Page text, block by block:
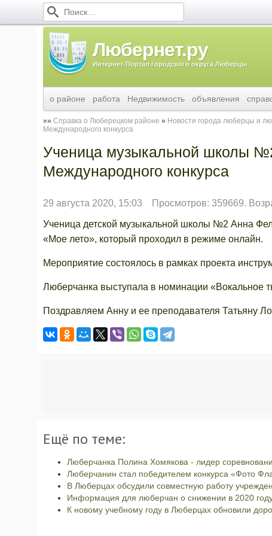
Любернет.ру
Интернет-Портал городского округа Люберцы
о районе работа Недвижимость объявления
Справка о Люберецком районе Новости города люберцы и
Международного конкурса
Ученица музыкальной школы
Международного конкурса
29 августа 2020, 15:03 Просмотров: 359669.
Ученица детской музыкальной школы №2 Анна
«Мое лето», который проходил в режиме онлайн.
Мероприятие состоялось в рамках проекта
Люберчанка выступала в номинации «Вокальное
Поздравляем Анну и ее преподавателя Татьяну
Ещё по теме:
Люберчанка Полина Хомякова - лидер
Люберчанин стал победителем конкурса «Фото
В Люберцах обсудили совместную работу
Информация для люберчан о снижении в 2020
К новому учебному году в Люберцах обновили